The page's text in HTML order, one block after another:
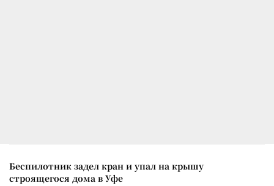
Беспилотник задел кран и упал на крышу
строящегося дома в Уфе